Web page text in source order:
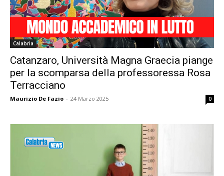
Calabria
Catanzaro, Università Magna Graecia piange
per la scomparsa della professoressa Rosa
Terracciano
Maurizio De Fazio - 24 Marzo 2025 0